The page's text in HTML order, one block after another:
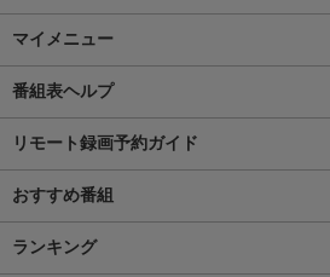
マイメニュー
番組表ヘルプ
リモート録画予約ガイド
おすすめ番組
ランキング